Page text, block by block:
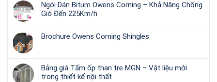
Ngói Dán Bitum Owens Corning – Khả Năng Chống
Gió Đến 225Km/h
Brochure Owens Corning Shingles
Bảng giá Tấm ốp than tre MGN – Vật liệu mới
trong thiết kế nội thất